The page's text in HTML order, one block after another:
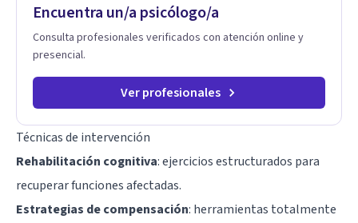
Encuentra un/a psicólogo/a
Consulta profesionales verificados con atención online y
presencial.
Ver profesionales
Técnicas de intervención
Rehabilitación cognitiva: ejercicios estructurados para
recuperar funciones afectadas.
Estrategias de compensación: herramientas totalmente